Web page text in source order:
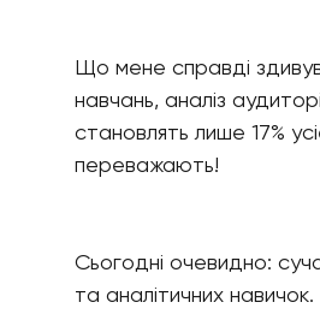
Що мене справді
навчань, аналіз
становлять лише 17%
переважають!
Сьогодні очевидно:
та аналітичних навичок.